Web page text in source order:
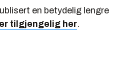
en betydelig lengre
tilgjengelig her.